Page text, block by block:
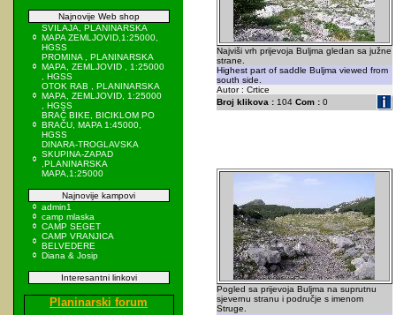
Najnovije Web shop
SVILAJA, PLANINARSKA
MAPA ZEMLJOVID,1:25000,
HGSS
PROMINA , PLANINARSKA
MAPA, ZEMLJOVID , 1:25000
, HGSS
OTOK RAB , PLANINARSKA
MAPA, ZEMLJOVID, 1:25000
, HGSS
BRAČ BIKE, BICIKLOM PO
BRAČU, MAPA 1:45000,
HGSS
DINARA-TROGLAVSKA
SKUPINA-ZAPAD
,PLANINARSKA
MAPA,1:25000
Najnovije kampovi
admin1
camp mlaska
CAMP SEGET
CAMP VRANJICA
BELVEDERE
Diana & Josip
Interesantni linkovi
Planinarski forum
Najviši vrh prijevoja Buljma gledan sa južne
strane.
Highest part of saddle Buljma viewed from
south side.
Autor : Crtice
Broj klikova :104 Com :0
Pogled sa prijevoja Buljma na suprutnu
sjevernu stranu i područje s imenom
Struge.